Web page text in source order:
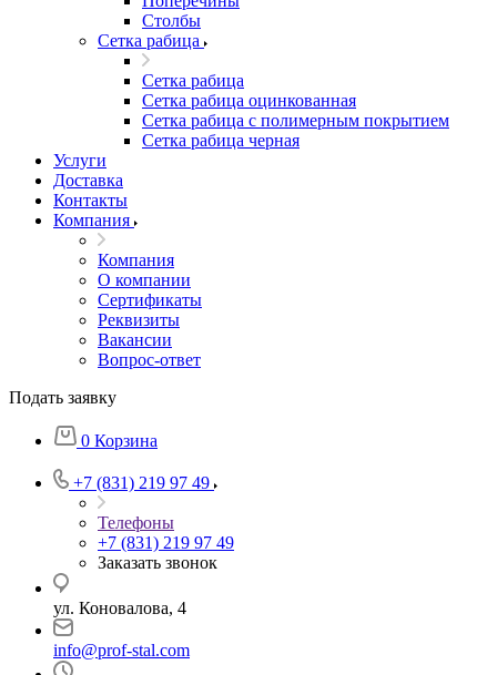
Столбы
Сетка рабица
Сетка рабица
Сетка рабица оцинкованная
Сетка рабица с полимерным покрытием
Сетка рабица черная
Услуги
Доставка
Контакты
Компания
Компания
О компании
Сертификаты
Реквизиты
Вакансии
Вопрос-ответ
Подать заявку
0 Корзина
+7 (831) 219 97 49
Телефоны
+7 (831) 219 97 49
Заказать звонок
ул. Коновалова, 4
info@prof-stal.com